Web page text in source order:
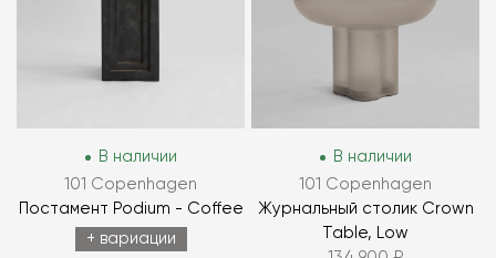
В наличии
101 Copenhagen
Постамент Podium - Coffee
+ вариации
В наличии
101 Copenhagen
Журнальный столик Crown
Table, Low